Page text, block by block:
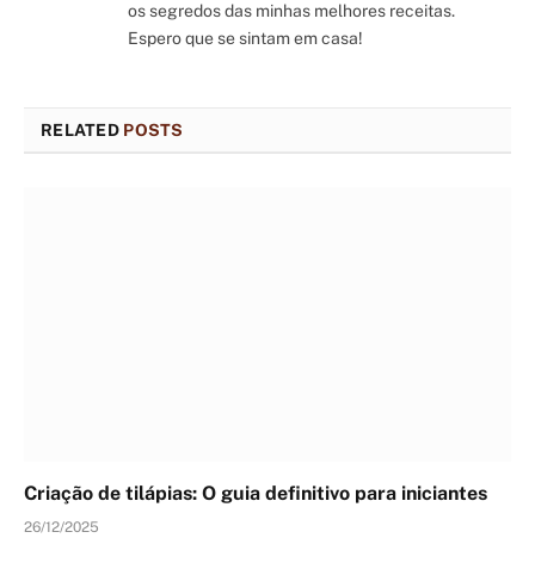
os segredos das minhas melhores receitas.
Espero que se sintam em casa!
RELATED POSTS
Criação de tilápias: O guia definitivo para iniciantes
26/12/2025